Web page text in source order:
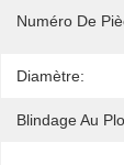
Numéro De
Diamètre:
Blindage Au